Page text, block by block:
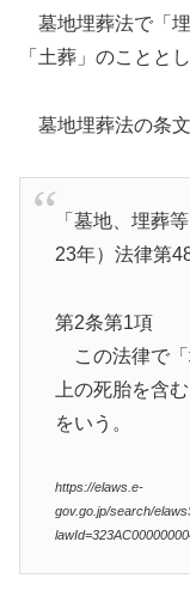
墓地埋葬法で「
「土葬」のことと
墓地埋葬法の条文
「墓地、埋葬
23年）法律第48
第2条第1項
この法律で「
上の死胎を含
をいう。
https://elaws.e-
gov.go.jp/search/